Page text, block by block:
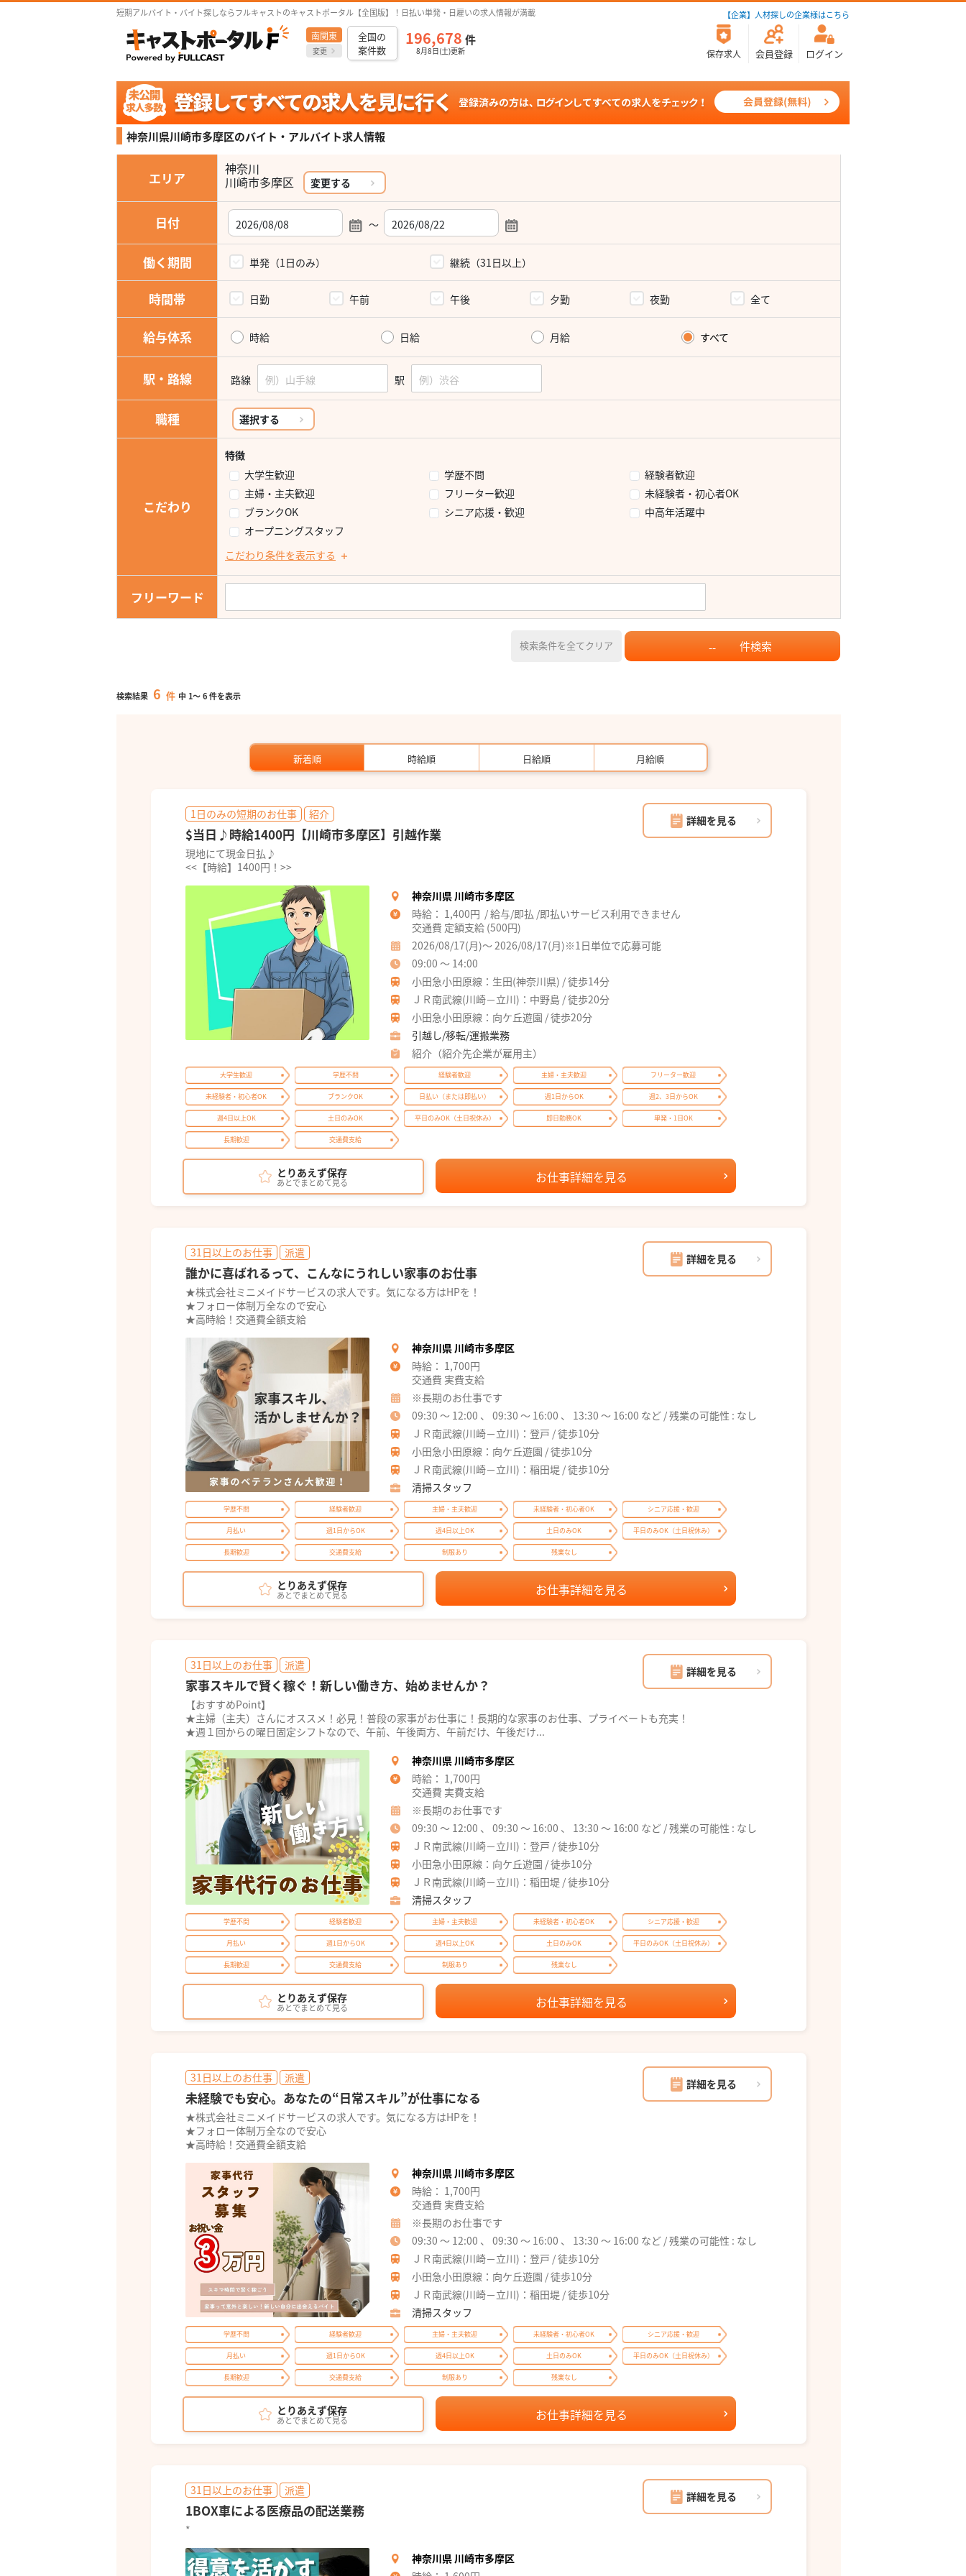
短期アルバイト・バイト探しならフルキャストのキャストポータル【全国版】！日払い単発・日雇いの求人情報が満載 【企業】人材探しの企業様はこちら
南関東
変更
全国の
案件数
196,678 件
8月8日(土)更新 保存求人 会員登録 ログイン
神奈川県川崎市多摩区のバイト・アルバイト求人情報
エリア
神奈川
変更する
日付 ～
働く期間 単発（1日のみ） 継続（31日以上）
時間帯 日勤 午前 午後 夕勤 夜勤 全て
給与体系 時給 日給 月給 すべて
駅・路線 路線 駅
職種 選択する
こだわり
特徴
大学生歓迎
学歴不問
経験者歓迎
主婦・主夫歓迎
フリーター歓迎
未経験者・初心者OK
ブランクOK
シニア応援・歓迎
中高年活躍中
オープニングスタッフ
こだわり条件を表示する
フリーワード
検索条件を全てクリア -- 件検索
検索結果 6 件 中 1～6件を表示
新着順 時給順 日給順 月給順
1日のみの短期のお仕事 紹介 詳細を見る
$当日♪時給1400円【川崎市多摩区】引越作業
現地にて現金日払♪
<<【時給】1400円！>>
神奈川県 川崎市多摩区
時給： 1,400円 / 給与/即払 /即払いサービス利用できません
交通費 定額支給 (500円)
2026/08/17(月)～ 2026/08/17(月)※1日単位で応募可能
09:00 ～ 14:00
小田急小田原線：生田(神奈川県) / 徒歩14分
ＪＲ南武線(川崎－立川)：中野島 / 徒歩20分
小田急小田原線：向ケ丘遊園 / 徒歩20分
引越し/移転/運搬業務
紹介（紹介先企業が雇用主）
大学生歓迎 学歴不問 経験者歓迎 主婦・主夫歓迎 フリーター歓迎
未経験者・初心者OK ブランクOK 日払い（または即払い） 週1日からOK 週2、3日からOK
週4日以上OK 土日のみOK 平日のみOK（土日祝休み） 即日勤務OK 単発・1日OK
長期歓迎 交通費支給
とりあえず保存
あとでまとめて見る お仕事詳細を見る
31日以上のお仕事 派遣 詳細を見る
誰かに喜ばれるって、こんなにうれしい家事のお仕事
★株式会社ミニメイドサービスの求人です。気になる方はHPを！
★フォロー体制万全なので安心
★高時給！交通費全額支給
神奈川県 川崎市多摩区
時給： 1,700円
交通費 実費支給
※長期のお仕事です
09:30 ～ 12:00 、 09:30 ～ 16:00 、 13:30 ～ 16:00 など / 残業の可能性 : なし
ＪＲ南武線(川崎－立川)：登戸 / 徒歩10分
小田急小田原線：向ケ丘遊園 / 徒歩10分
ＪＲ南武線(川崎－立川)：稲田堤 / 徒歩10分
清掃スタッフ
学歴不問 経験者歓迎 主婦・主夫歓迎 未経験者・初心者OK シニア応援・歓迎
月払い 週1日からOK 週4日以上OK 土日のみOK 平日のみOK（土日祝休み）
長期歓迎 交通費支給 制服あり 残業なし
とりあえず保存
あとでまとめて見る お仕事詳細を見る
31日以上のお仕事 派遣 詳細を見る
家事スキルで賢く稼ぐ！新しい働き方、始めませんか？
【おすすめPoint】
★主婦（主夫）さんにオススメ！必見！普段の家事がお仕事に！長期的な家事のお仕事、プライベートも充実！
★週１回からの曜日固定シフトなので、午前、午後両方、午前だけ、午後だけ...
神奈川県 川崎市多摩区
時給： 1,700円
交通費 実費支給
※長期のお仕事です
09:30 ～ 12:00 、 09:30 ～ 16:00 、 13:30 ～ 16:00 など / 残業の可能性 : なし
ＪＲ南武線(川崎－立川)：登戸 / 徒歩10分
小田急小田原線：向ケ丘遊園 / 徒歩10分
ＪＲ南武線(川崎－立川)：稲田堤 / 徒歩10分
清掃スタッフ
学歴不問 経験者歓迎 主婦・主夫歓迎 未経験者・初心者OK シニア応援・歓迎
月払い 週1日からOK 週4日以上OK 土日のみOK 平日のみOK（土日祝休み）
長期歓迎 交通費支給 制服あり 残業なし
とりあえず保存
あとでまとめて見る お仕事詳細を見る
31日以上のお仕事 派遣 詳細を見る
未経験でも安心。あなたの“日常スキル”が仕事になる
★株式会社ミニメイドサービスの求人です。気になる方はHPを！
★フォロー体制万全なので安心
★高時給！交通費全額支給
神奈川県 川崎市多摩区
時給： 1,700円
交通費 実費支給
※長期のお仕事です
09:30 ～ 12:00 、 09:30 ～ 16:00 、 13:30 ～ 16:00 など / 残業の可能性 : なし
ＪＲ南武線(川崎－立川)：登戸 / 徒歩10分
小田急小田原線：向ケ丘遊園 / 徒歩10分
ＪＲ南武線(川崎－立川)：稲田堤 / 徒歩10分
清掃スタッフ
学歴不問 経験者歓迎 主婦・主夫歓迎 未経験者・初心者OK シニア応援・歓迎
月払い 週1日からOK 週4日以上OK 土日のみOK 平日のみOK（土日祝休み）
長期歓迎 交通費支給 制服あり 残業なし
とりあえず保存
あとでまとめて見る お仕事詳細を見る
31日以上のお仕事 派遣 詳細を見る
1BOX車による医療品の配送業務
*
神奈川県 川崎市多摩区